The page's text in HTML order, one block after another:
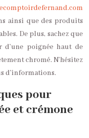
ainsi que des produits
De plus, sachez que
d’une poignée haut de
chromé. N’hésitez
d’informations.
pour
et crémone